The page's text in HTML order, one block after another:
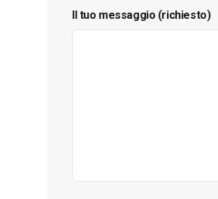
Il tuo messaggio (richiesto)